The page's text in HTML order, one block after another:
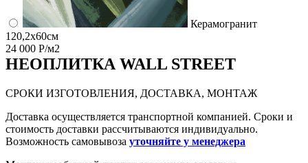
Керамогранит
120,2x60см
24 000 Р/м2
НЕОПЛИТКА WALL STREET
СРОКИ ИЗГОТОВЛЕНИЯ, ДОСТАВКА, МОНТАЖ
Доставка осуществляется транспортной компанией. Сроки и
стоимость доставки рассчитываются индивидуально.
Возможность самовывоза уточняйте у менеджера